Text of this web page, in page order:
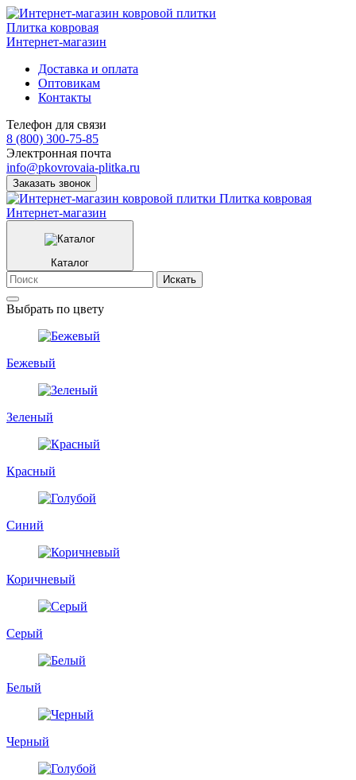
Плитка ковровая
Интернет-магазин
Доставка и оплата
Оптовикам
Контакты
Телефон для связи
8 (800) 300-75-85
Электронная почта
info@pkovrovaia-plitka.ru
Заказать звонок
Плитка ковровая
Интернет-магазин
Каталог
Искать
Выбрать по цвету
Бежевый
Зеленый
Красный
Синий
Коричневый
Серый
Белый
Черный